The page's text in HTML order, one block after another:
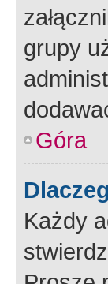
grupy
Góra
Każdy